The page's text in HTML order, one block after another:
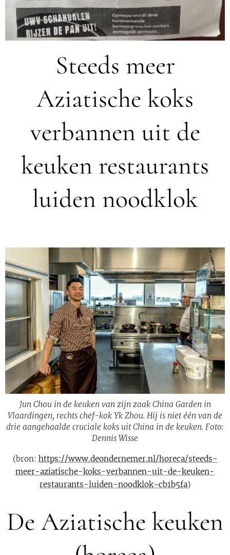
Steeds meer
Aziatische koks
verbannen uit de
keuken restaurants
luiden noodklok
Jun Chou in de keuken van zijn zaak China Garden in
Vlaardingen, rechts chef-kok Yk Zhou. Hij is niet één van de
drie aangehaalde cruciale koks uit China in de keuken. Foto:
Dennis Wisse
(bron: https://www.deondernemer.nl/horeca/steeds-
meer-aziatische-koks-verbannen-uit-de-keuken-
restaurants-luiden-noodklok~cb1b5fa)
De Aziatische keuken